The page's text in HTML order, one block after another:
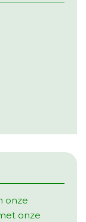
onze
onze